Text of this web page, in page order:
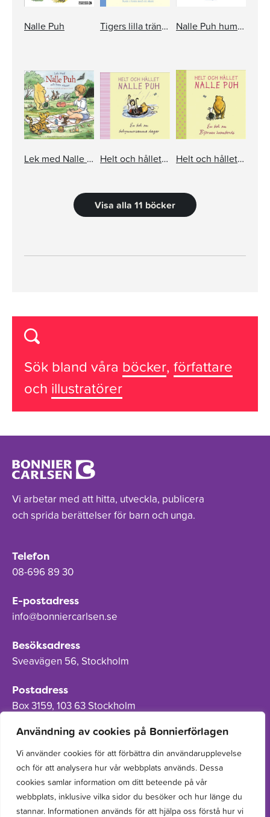
Användning av cookies på Bonnierförlagen
Vi använder cookies för att förbättra din användarupplevelse
och för att analysera hur vår webbplats används. Dessa
cookies samlar information om ditt beteende på vår
webbplats, inklusive vilka sidor du besöker och hur länge du
stannar. Informationen används för att hjälpa oss förstå hur vi
Nalle Puh Tigers lilla träningsbok Nalle Puh hummar och tänker
Lek med Nalle Puh och hans vänner Helt och hållet Nalle Puh, en bok för bekymmersamma dagar Helt och hållet Nalle Puh, En bok om björnen
Visa alla 11 böcker
Sök bland våra böcker, författare
och illustratörer
Vi arbetar med att hitta, utveckla, publicera
och sprida berättelser för barn och unga.
Telefon
08-696 89 30
E-postadress
info@bonniercarlsen.se
Besöksadress
Sveavägen 56, Stockholm
Postadress
Box 3159, 103 63 Stockholm
Om Bonnierförlagen
Cookies